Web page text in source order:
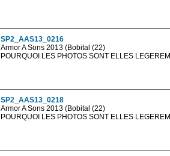
SP2_AAS13_0216
Armor A Sons 2013 (Bobital (22)
POURQUOI LES PHOTOS SONT ELLES
SP2_AAS13_0218
Armor A Sons 2013 (Bobital (22)
POURQUOI LES PHOTOS SONT ELLES